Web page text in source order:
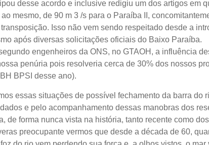
desse acordo e inclusive redigiu um dos artigos em
mesmo, de 90 m 3 /s para o Paraíba II,
Isso não vem sendo respeitado desde a
após diversas solicitações oficiais do Baixo Paraíba.
engenheiros da ONS, no GTAOH, a influência
penúria pois resolveria cerca de 30% dos nossos
BPSI desse ano).
essas situações de possível fechamento da barra do
e pelo acompanhamento dessas manobras dos
de forma nunca vista na história, tanto recente como
preocupante vermos que desde a década de 60,